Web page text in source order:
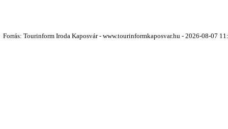
Forrás: Tourinform Iroda Kaposvár - www.tourinformkaposvar.hu - 2026-08-07